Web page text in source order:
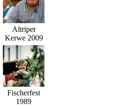
Altriper
Kerwe 2009
Fischerfest
1989